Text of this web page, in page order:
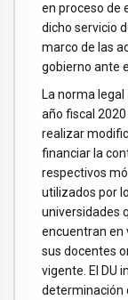
en proceso de
dicho servicio
marco de las
gobierno ante
La norma
año fiscal
realizar
financiar la
respectivos
utilizados por
universidades
encuentran en
sus docentes
vigente. El DU
determinación